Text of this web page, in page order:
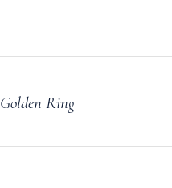
Golden Ring